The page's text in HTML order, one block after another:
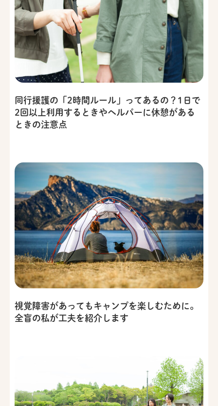
同行援護の「2時間ルール」ってあるの？1日で
2回以上利用するときやヘルパーに休憩がある
ときの注意点
視覚障害があってもキャンプを楽しむために。
全盲の私が工夫を紹介します